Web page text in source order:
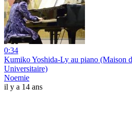
0:34
Kumiko Yoshida-Ly au piano (Maison
Universitaire)
Noemie
il y a 14 ans